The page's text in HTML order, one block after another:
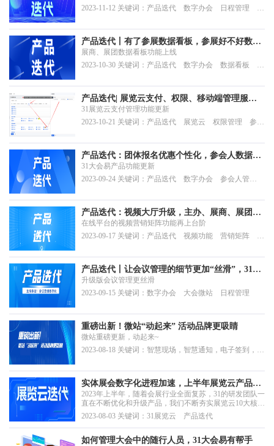
2023-11-12 关键词：产品迭代 数字办会 日程管理 登
产品迭代丨有了参展数据看板，参展好不好数据
说了算
展商、展团数据看板功能上线
2023-10-30 关键词：产品迭代 数字办会 数据看板 内
产品迭代| 展览云支付、权限、移动端管理服务
优化，开启参展新体验
31展览云支付管理功能更新
2023-10-21 关键词：产品迭代 展览云 权限管理 参会
产品迭代：团体报名优惠个性化，参会人数据管
理国际化
31大会易产品功能更新
2023-09-24 关键词：产品迭代 数字办会 参会人管
产品迭代：视频大厅升级，主办、展商、展团都
说好！
在线平台的视频营销矩阵功能再上台阶
2023-09-17 关键词：产品迭代 视频功能 营销矩阵 内
产品迭代丨让会议管理的细节更加“丝滑”，31会
议有新招
升级版会议管理更丝滑
2023-09-15 关键词：数字办会 大会微站 日程管理
重磅出新！微站“动起来” 活动品牌更吸睛
微站重磅更新，动起来~
2023-08-18 关键词：智慧现场，智慧通知，电子签到，会
实体展会数字化进程加速，上半年展览云产品迭
代回顾
2023年上半年，随着会展行业全面复苏，31的研发团队一
直在不断优化和升级产品，我们不断夯实展览云10大核心
能力，携手展览主办方升级到新一代数字展览系统，实现
线上线下双线融合
2023-08-03 关键词：31展览云 产品迭代
如何管理大会中的随行人员，31大会易有帮手